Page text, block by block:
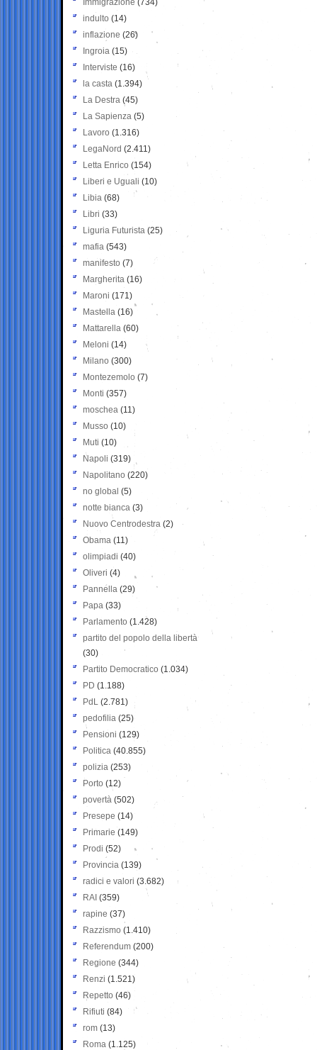
Immigrazione (734)
indulto (14)
inflazione (26)
Ingroia (15)
Interviste (16)
la casta (1.394)
La Destra (45)
La Sapienza (5)
Lavoro (1.316)
LegaNord (2.411)
Letta Enrico (154)
Liberi e Uguali (10)
Libia (68)
Libri (33)
Liguria Futurista (25)
mafia (543)
manifesto (7)
Margherita (16)
Maroni (171)
Mastella (16)
Mattarella (60)
Meloni (14)
Milano (300)
Montezemolo (7)
Monti (357)
moschea (11)
Musso (10)
Muti (10)
Napoli (319)
Napolitano (220)
no global (5)
notte bianca (3)
Nuovo Centrodestra (2)
Obama (11)
olimpiadi (40)
Oliveri (4)
Pannella (29)
Papa (33)
Parlamento (1.428)
partito del popolo della libertà
(30)
Partito Democratico (1.034)
PD (1.188)
PdL (2.781)
pedofilia (25)
Pensioni (129)
Politica (40.855)
polizia (253)
Porto (12)
povertà (502)
Presepe (14)
Primarie (149)
Prodi (52)
Provincia (139)
radici e valori (3.682)
RAI (359)
rapine (37)
Razzismo (1.410)
Referendum (200)
Regione (344)
Renzi (1.521)
Repetto (46)
Rifiuti (84)
rom (13)
Roma (1.125)